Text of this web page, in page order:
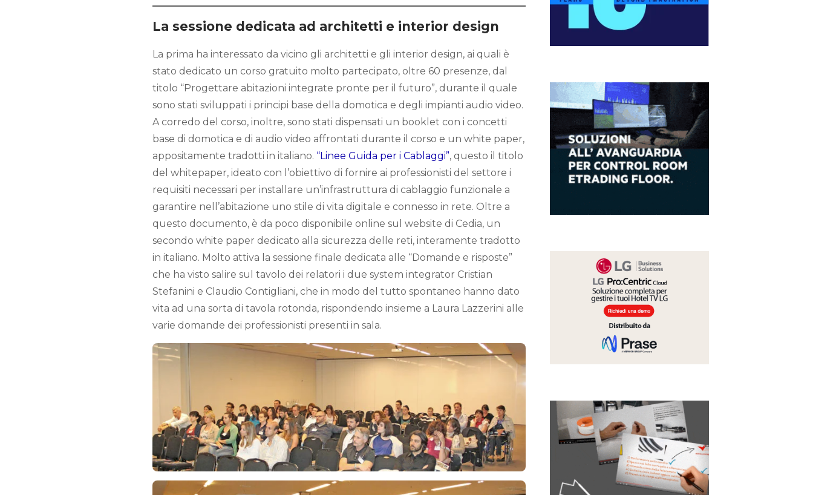
La sessione dedicata ad architetti e interior design
La prima ha interessato da vicino gli architetti e gli interior design, ai quali è
stato dedicato un corso gratuito molto partecipato, oltre 60 presenze, dal
titolo “Progettare abitazioni integrate pronte per il futuro”, durante il quale
sono stati sviluppati i principi base della domotica e degli impianti audio video.
A corredo del corso, inoltre, sono stati dispensati un booklet con i concetti
base di domotica e di audio video affrontati durante il corso e un white paper,
appositamente tradotti in italiano. “Linee Guida per i Cablaggi”, questo il titolo
del whitepaper, ideato con l’obiettivo di fornire ai professionisti del settore i
requisiti necessari per installare un’infrastruttura di cablaggio funzionale a
garantire nell’abitazione uno stile di vita digitale e connesso in rete. Oltre a
questo documento, è da poco disponibile online sul website di Cedia, un
secondo white paper dedicato alla sicurezza delle reti, interamente tradotto
in italiano. Molto attiva la sessione finale dedicata alle “Domande e risposte”
che ha visto salire sul tavolo dei relatori i due system integrator Cristian
Stefanini e Claudio Contigliani, che in modo del tutto spontaneo hanno dato
vita ad una sorta di tavola rotonda, rispondendo insieme a Laura Lazzerini alle
varie domande dei professionisti presenti in sala.